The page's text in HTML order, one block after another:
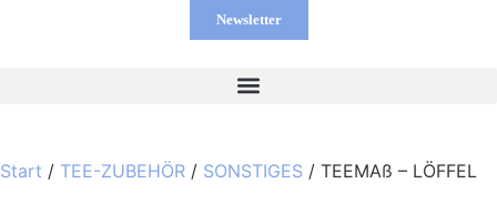
Newsletter
Start / TEE-ZUBEHÖR / SONSTIGES / TEEMAß – LÖFFEL